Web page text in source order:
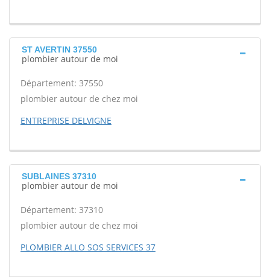
ST AVERTIN 37550
plombier autour de moi
Département: 37550
plombier autour de chez moi
ENTREPRISE DELVIGNE
SUBLAINES 37310
plombier autour de moi
Département: 37310
plombier autour de chez moi
PLOMBIER ALLO SOS SERVICES 37